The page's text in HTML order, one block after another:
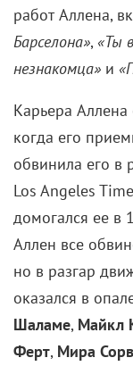
работ Аллена,
Барселона», «Ты
незнакомца» и
Карьера Аллена
когда его
обвинила его в
Los Angeles
домогался ее в
Аллен все
но в разгар
оказался в
Шаламе, Майкл
Ферт, Мира